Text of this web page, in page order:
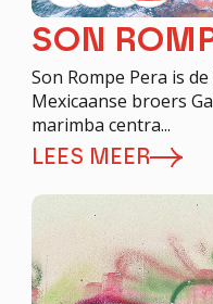
SON
Son Rompe Pera is
Mexicaanse broers
marimba centra...
LEES MEER